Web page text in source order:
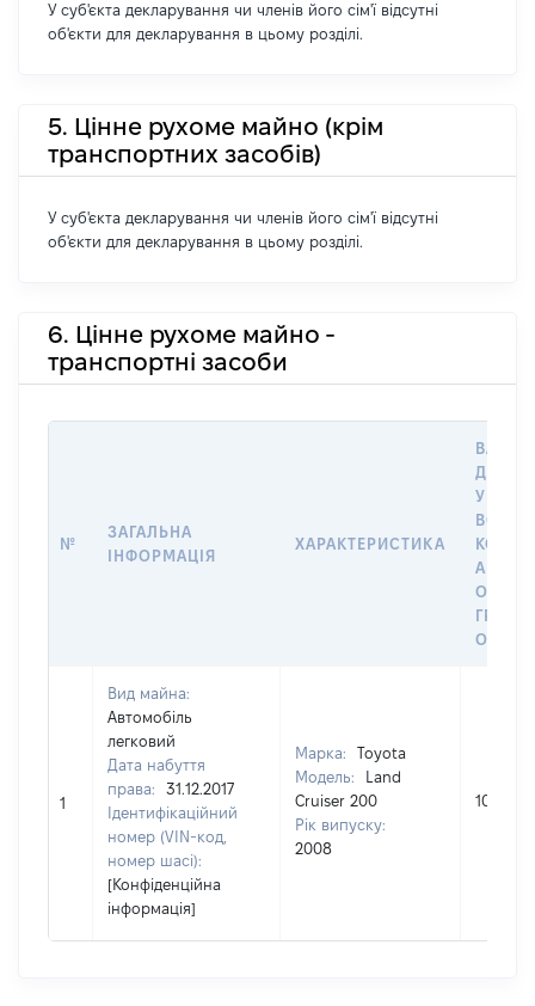
У суб'єкта декларування чи членів його сім'ї відсутні
об'єкти для декларування в цьому розділі.
5. Цінне рухоме майно (крім
транспортних засобів)
У суб'єкта декларування чи членів його сім'ї відсутні
об'єкти для декларування в цьому розділі.
6. Цінне рухоме майно -
транспортні засоби
№
ЗАГАЛЬНА
ІНФОРМАЦІЯ
ХАРАКТЕРИСТИКА
ДАТУ
У
АБО
1
Вид майна:
Автомобіль
легковий
Дата набуття
права:
31.12.2017
Ідентифікаційний
номер (VIN-код,
номер шасі):
[Конфіденційна
інформація]
Марка:
Toyota
Модель:
Land
Cruiser 200
Рік випуску:
2008